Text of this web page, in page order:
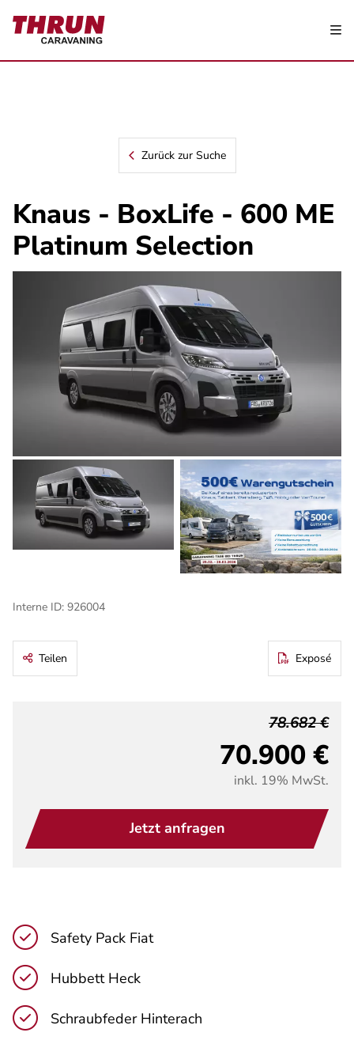
Zurück zur Suche
Knaus - BoxLife - 600 ME
Platinum Selection
Interne ID: 926004
Teilen Exposé
70.900 €
78.682 €
inkl. 19% MwSt.
Jetzt anfragen
Safety Pack Fiat
Hubbett Heck
Schraubfeder Hinterach